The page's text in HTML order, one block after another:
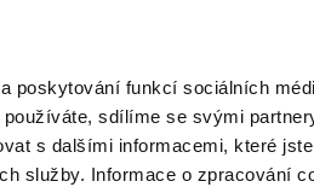
poskytování funkcí sociálních
sdílíme se svými
s dalšími informacemi, které
služby. Informace o zpracování